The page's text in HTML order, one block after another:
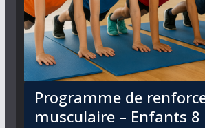
Programme de
musculaire – Enfants 8